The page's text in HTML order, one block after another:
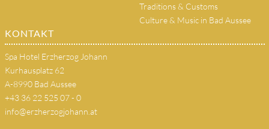
Traditions & Customs
Culture & Music in Bad Aussee
KONTAKT
Spa Hotel Erzherzog Johann
Kurhausplatz 62
A-8990 Bad Aussee
+43 36 22 525 07 - 0
info@erzherzogjohann.at